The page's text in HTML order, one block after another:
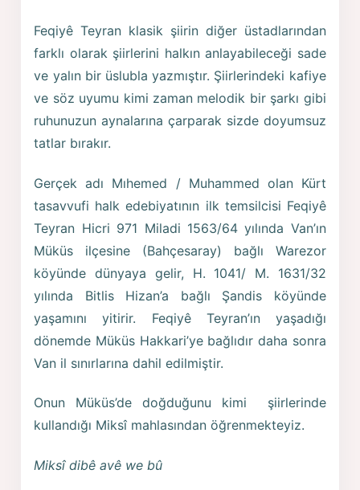
Feqiyê Teyran klasik şiirin diğer üstadlarından
farklı olarak şiirlerini halkın anlayabileceği sade
ve yalın bir üslubla yazmıştır. Şiirlerindeki kafiye
ve söz uyumu kimi zaman melodik bir şarkı gibi
ruhunuzun aynalarına çarparak sizde doyumsuz
tatlar bırakır.
Gerçek adı Mıhemed / Muhammed olan Kürt
tasavvufi halk edebiyatının ilk temsilcisi Feqiyê
Teyran Hicri 971 Miladi 1563/64 yılında Van’ın
Müküs ilçesine (Bahçesaray) bağlı Warezor
köyünde dünyaya gelir, H. 1041/ M. 1631/32
yılında Bitlis Hizan’a bağlı Şandis köyünde
yaşamını yitirir. Feqiyê Teyran’ın yaşadığı
dönemde Müküs Hakkari’ye bağlıdır daha sonra
Van il sınırlarına dahil edilmiştir.
Onun Müküs’de doğduğunu kimi şiirlerinde
kullandığı Miksî mahlasından öğrenmekteyiz.
Miksî dibê avê we bû